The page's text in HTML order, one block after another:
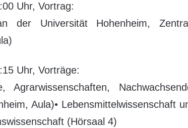
Uhr, Vortrag:
der Universität Hohenheim,
Uhr, Vorträge:
Agrarwissenschaften,
Aula)• Lebensmittelwissenschaft
(Hörsaal 4)